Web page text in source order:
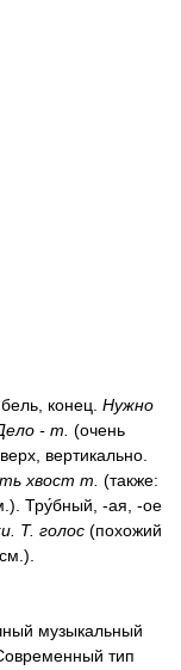
конец. Нужно
- т. (очень
вертикально.
хвост т. (также:
Тру́бный, -ая, -ое
Т. голос (похожий
музыкальный
тип